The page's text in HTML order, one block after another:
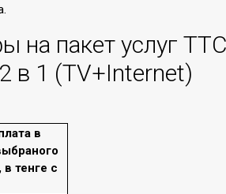
на пакет услуг
в 1 (TV+Internet)
в
тенге с
это размещение клиентских
специальных площадках АО
с целью поддержки
сервера заказчика при помощи
бесперебойного питания и
необходимых климатических
Дата-центры Transtelecom
стандартам надежности Tier 3